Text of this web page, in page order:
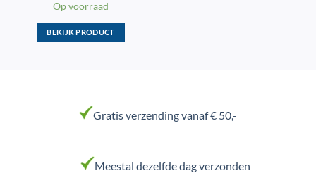
Op voorraad
BEKIJK PRODUCT
variaties.
Deze
gekozen
Gratis verzending vanaf € 50,-
Meestal dezelfde dag verzonden